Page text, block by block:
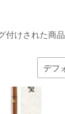
付けされた商品